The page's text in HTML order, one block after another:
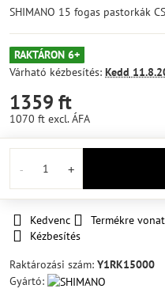
SHIMANO 15 fogas pastorkák
RAKTÁRON 6+
Várható kézbesítés: Kedd
1359 ft
1070 ft excl. ÁFA
Kedvenc Termékre
Kézbesítés
Raktározási szám: Y1RK15000
Gyártó: